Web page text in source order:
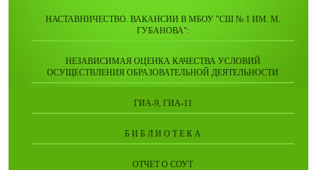
НАСТАВНИЧЕСТВО. ВАКАНСИИ В МБОУ "СШ № 1 ИМ. М.
ГУБАНОВА":
НЕЗАВИСИМАЯ ОЦЕНКА КАЧЕСТВА УСЛОВИЙ
ОСУЩЕСТВЛЕНИЯ ОБРАЗОВАТЕЛЬНОЙ ДЕЯТЕЛЬНОСТИ
ГИА-9, ГИА-11
Б И Б Л И О Т Е К А
ОТЧЕТ О СОУТ